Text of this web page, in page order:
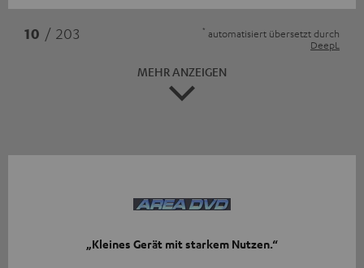
10 / 203 * automatisiert übersetzt durch
DeepL
MEHR ANZEIGEN
„Kleines Gerät mit starkem Nutzen.“